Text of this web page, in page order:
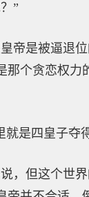
”
帝是被逼退
个贪恋权力
是四皇子夺
，但这个世